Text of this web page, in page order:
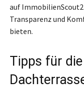
auf
Transparenz und
bieten.
Tipps für